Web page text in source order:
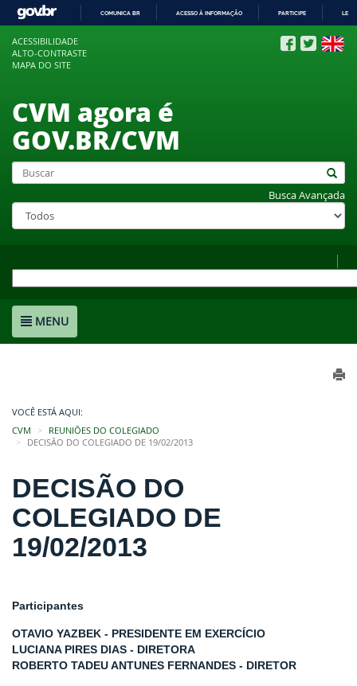
COMUNICA BR ACESSO À INFORMAÇÃO PARTICIPE
ACESSIBILIDADE
ALTO-CONTRASTE
MAPA DO SITE
CVM agora é
GOV.BR/CVM
Busca Avançada
MENU
VOCÊ ESTÁ AQUI:
CVM
REUNIÕES DO COLEGIADO
DECISÃO DO COLEGIADO DE 19/02/2013
DECISÃO DO
COLEGIADO DE
19/02/2013
Participantes
OTAVIO YAZBEK - PRESIDENTE EM EXERCÍCIO
LUCIANA PIRES DIAS - DIRETORA
ROBERTO TADEU ANTUNES FERNANDES - DIRETOR